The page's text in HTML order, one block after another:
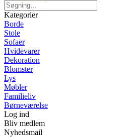
Kategorier
Borde
Stole
Sofaer
Hvidevarer
Dekoration
Blomster
Lys
Møbler
Familieliv
Børneværelse
Log ind
Bliv medlem
Nyhedsmail